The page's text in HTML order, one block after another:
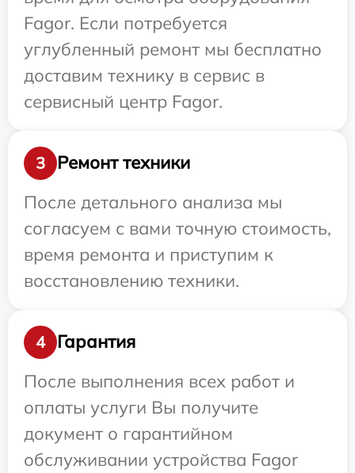
Fagor. Если потребуется
углубленный ремонт мы бесплатно
доставим технику в сервис в
сервисный центр Fagor.
3
Ремонт техники
После детального анализа мы
согласуем с вами точную стоимость,
время ремонта и приступим к
восстановлению техники.
4
Гарантия
После выполнения всех работ и
оплаты услуги Вы получите
документ о гарантийном
обслуживании устройства Fagor